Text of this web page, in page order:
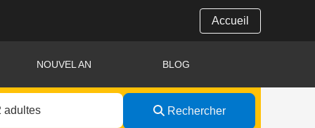
Accueil
NOUVEL AN BLOG
Rechercher